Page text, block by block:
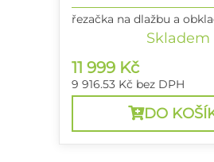
řezačka na dlažbu a
Skladem
11 999 Kč
9 916.53 Kč bez DPH
DO